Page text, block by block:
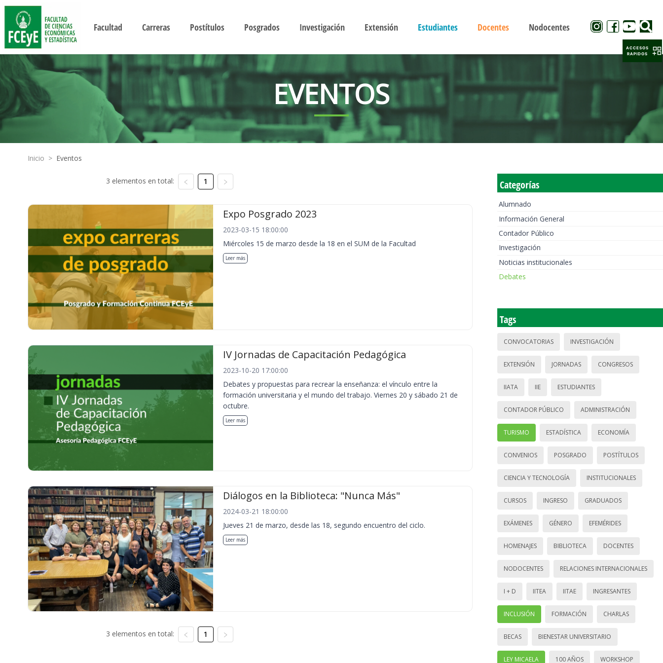
Facultad Carreras Postítulos Posgrados Investigación Extensión Estudiantes Docentes Nodocentes
EVENTOS
Inicio > Eventos
3 elementos en total: 1
Expo Posgrado 2023
2023-03-15 18:00:00
Miércoles 15 de marzo desde la 18 en el SUM de la Facultad
Leer más
IV Jornadas de Capacitación Pedagógica
2023-10-20 17:00:00
Debates y propuestas para recrear la enseñanza: el vínculo entre la
formación universitaria y el mundo del trabajo. Viernes 20 y sábado 21 de
octubre.
Leer más
Diálogos en la Biblioteca: "Nunca Más"
2024-03-21 18:00:00
Jueves 21 de marzo, desde las 18, segundo encuentro del ciclo.
Leer más
3 elementos en total: 1
Categorías
Alumnado
Información General
Contador Público
Investigación
Noticias institucionales
Debates
Tags
CONVOCATORIAS INVESTIGACIÓN
EXTENSIÓN JORNADAS CONGRESOS
IIATA IIE ESTUDIANTES
CONTADOR PÚBLICO ADMINISTRACIÓN
TURISMO ESTADÍSTICA ECONOMÍA
CONVENIOS POSGRADO POSTÍTULOS
CIENCIA Y TECNOLOGÍA INSTITUCIONALES
CURSOS INGRESO GRADUADOS
EXÁMENES GÉNERO EFEMÉRIDES
HOMENAJES BIBLIOTECA DOCENTES
NODOCENTES RELACIONES INTERNACIONALES
I + D IITEA IITAE INGRESANTES
INCLUSIÓN FORMACIÓN CHARLAS
BECAS BIENESTAR UNIVERSITARIO
LEY MICAELA 100 AÑOS WORKSHOP
ACCESOS
RAPIDOS